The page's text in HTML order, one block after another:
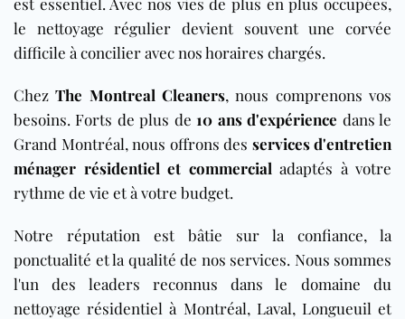
le nettoyage régulier devient souvent une corvée
difficile à concilier avec nos horaires chargés.
ChezThe Montreal Cleaners, nous comprenons vos
besoins. Forts de plus de 10 ans d'expérience dans le
Grand Montréal, nous offrons des services d'entretien
ménager résidentiel et commercial adaptés à votre
rythme de vie et à votre budget.
Notre réputation est bâtie sur la confiance, la
ponctualité et la qualité de nos services. Nous sommes
l'un des leaders reconnus dans le domaine du
nettoyage résidentiel à Montréal, Laval, Longueuil et